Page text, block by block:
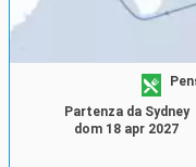
Partenza da Sydney
dom 18 apr 2027